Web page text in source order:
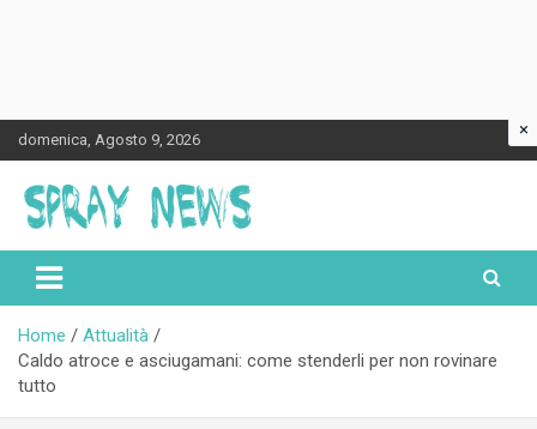
Skip
to
content
domenica, Agosto 9, 2026
Spraynews.it
Home
Attualità
Caldo atroce e asciugamani: come stenderli per non rovinare
tutto
×